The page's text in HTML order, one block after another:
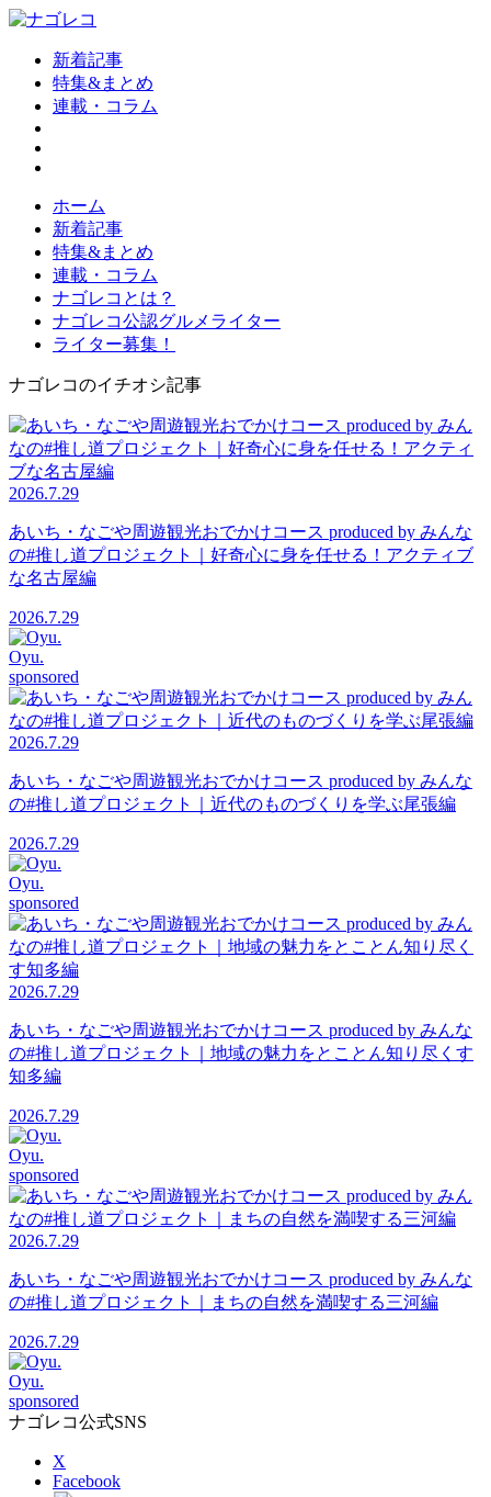
新着記事
特集&まとめ
連載・コラム
ホーム
新着記事
特集&まとめ
連載・コラム
ナゴレコとは？
ナゴレコ公認グルメライター
ライター募集！
ナゴレコのイチオシ記事
2026.7.29
あいち・なごや周遊観光おでかけコース produced by みんな
の#推し道プロジェクト｜好奇心に身を任せる！アクティブ
な名古屋編
2026.7.29
Oyu.
sponsored
2026.7.29
あいち・なごや周遊観光おでかけコース produced by みんな
の#推し道プロジェクト｜近代のものづくりを学ぶ尾張編
2026.7.29
Oyu.
sponsored
2026.7.29
あいち・なごや周遊観光おでかけコース produced by みんな
の#推し道プロジェクト｜地域の魅力をとことん知り尽くす
知多編
2026.7.29
Oyu.
sponsored
2026.7.29
あいち・なごや周遊観光おでかけコース produced by みんな
の#推し道プロジェクト｜まちの自然を満喫する三河編
2026.7.29
Oyu.
sponsored
ナゴレコ公式SNS
X
Facebook